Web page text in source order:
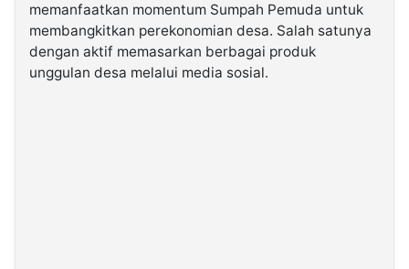
Kabarbaru
Media
memanfaatkan momentum Sumpah Pemuda untuk
membangkitkan perekonomian desa. Salah satunya
dengan aktif memasarkan berbagai produk
unggulan desa melalui media sosial.